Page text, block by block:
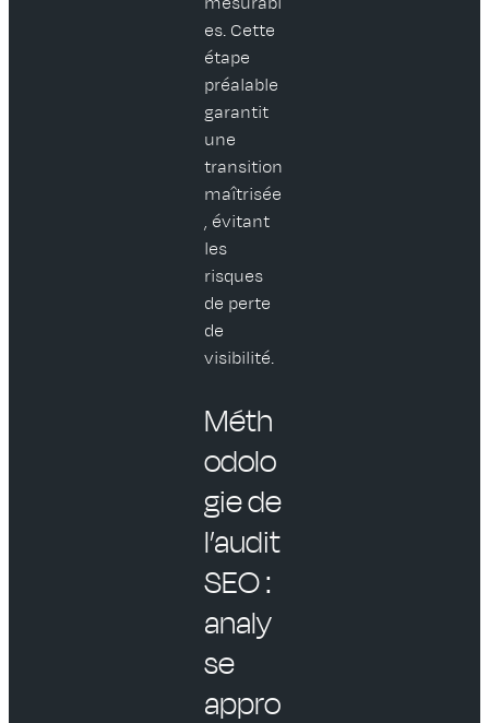
es. Cette
étape
préalable
garantit
une
transition
maîtrisée
, évitant
les
risques
de perte
de
visibilité.
Méth
odolo
gie de
l’audit
SEO :
analy
se
appro